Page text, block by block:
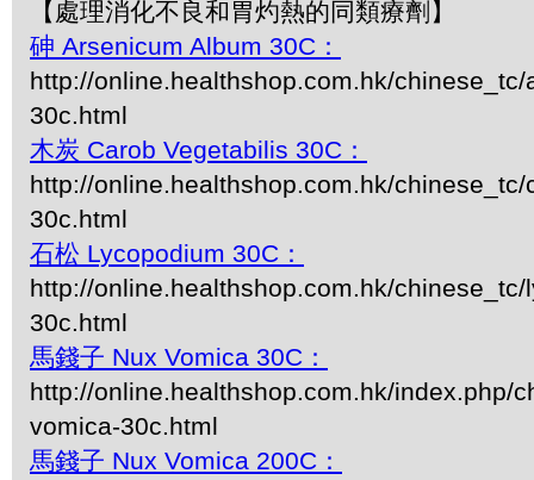
【處理消化不良和胃灼熱的同類療劑】
砷 Arsenicum Album 30C：
http://online.healthshop.com.hk/
30c.html
木炭 Carob Vegetabilis 30C：
http://online.healthshop.com.hk/
30c.html
石松 Lycopodium 30C：
http://online.healthshop.com.hk/chinese_tc/
30c.html
馬錢子 Nux Vomica 30C：
http://online.healthshop.com.hk/index.php/
vomica-30c.html
馬錢子 Nux Vomica 200C：